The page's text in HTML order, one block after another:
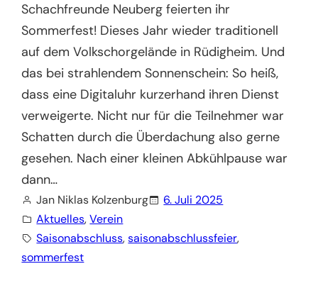
Schachfreunde Neuberg feierten ihr
Sommerfest! Dieses Jahr wieder traditionell
auf dem Volkschorgelände in Rüdigheim. Und
das bei strahlendem Sonnenschein: So heiß,
dass eine Digitaluhr kurzerhand ihren Dienst
verweigerte. Nicht nur für die Teilnehmer war
Schatten durch die Überdachung also gerne
gesehen. Nach einer kleinen Abkühlpause war
dann…
Jan Niklas Kolzenburg
6. Juli 2025
Aktuelles, Verein
Saisonabschluss, saisonabschlussfeier,
sommerfest